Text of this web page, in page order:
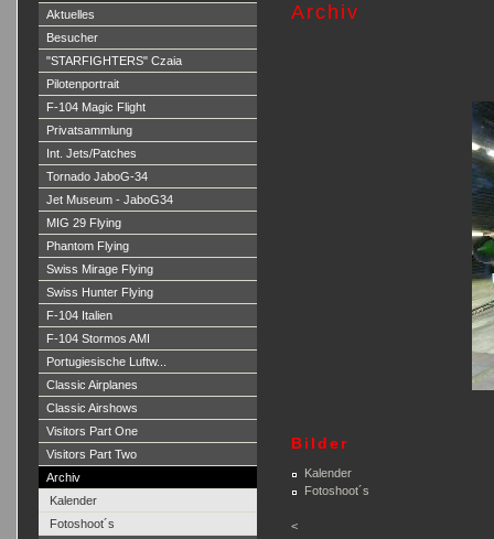
Aktuelles
Besucher
"STARFIGHTERS" Czaia
Pilotenportrait
F-104 Magic Flight
Privatsammlung
Int. Jets/Patches
Tornado JaboG-34
Jet Museum - JaboG34
MIG 29 Flying
Phantom Flying
Swiss Mirage Flying
Swiss Hunter Flying
F-104 Italien
F-104 Stormos AMI
Portugiesische Luftw...
Classic Airplanes
Classic Airshows
Visitors Part One
Visitors Part Two
Archiv
Kalender
Fotoshoot´s
Archiv
Bilder
Kalender
Fotoshoot´s
<